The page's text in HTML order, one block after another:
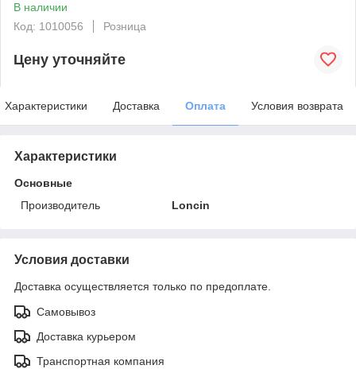
В наличии
Код: 1010056
Розница
Цену уточняйте
Характеристики Доставка Оплата Условия возврата
Характеристики
Основные
Производитель
Loncin
Условия доставки
Доставка осуществляется только по предоплате.
Самовывоз
Доставка курьером
Транспортная компания